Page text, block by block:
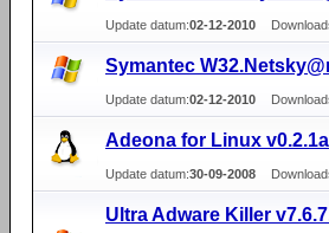
Update datum:02-12-2010
Symantec
Update datum:02-12-2010
Adeona for Linux v0.2.1a
Update datum:30-09-2008
Ultra Adware Killer